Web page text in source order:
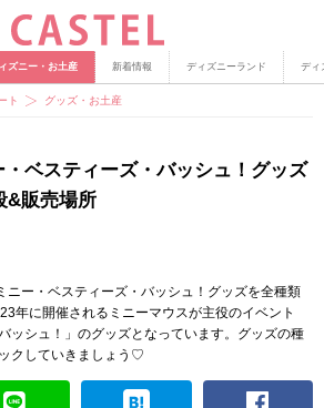
ズニー・お土産 新着情報 ディズニーランド ディ
ト グッズ・お土産
・ベスティーズ・バッシュ！グッズ
&販売場所
ー・ベスティーズ・バッシュ！グッズを全種類
年に開催されるミニーマウスが主役のイベント
ッシュ！」のグッズとなっています。グッズの種
クしていきましょう♡